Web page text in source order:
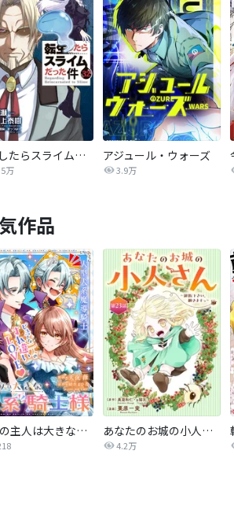
転生したらスライムだった件
万
アジュール・ウォーズ
3.9万
作品
私の主人は大きな犬系騎士様 あなたのお城の小人さん ～御飯下さい、働きますっ～（コミック）【分冊版】
4.2万